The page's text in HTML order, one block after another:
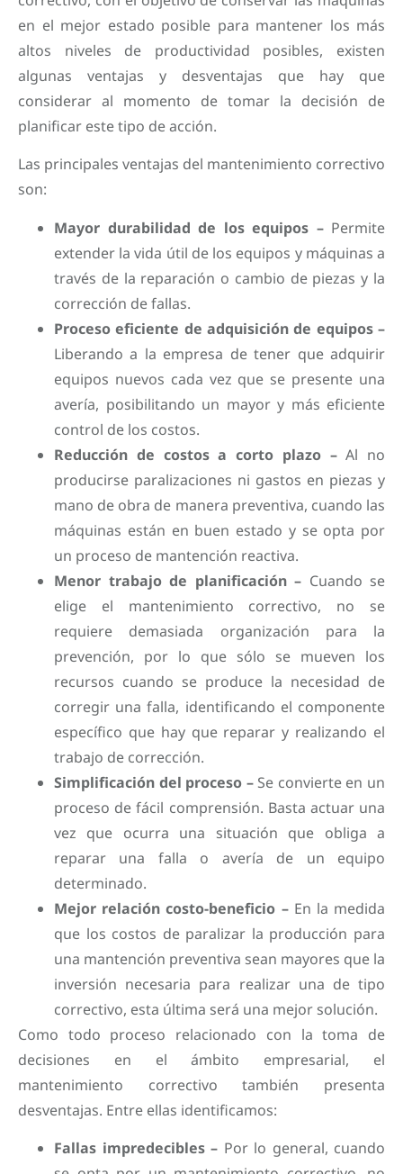
en el mejor estado posible para mantener los más
altos niveles de productividad posibles, existen
algunas ventajas y desventajas que hay que
considerar al momento de tomar la decisión de
planificar este tipo de acción.
Las principales ventajas del mantenimiento correctivo
son:
Mayor durabilidad de los equipos –Permite
extender la vida útil de los equipos y máquinas a
través de la reparación o cambio de piezas y la
corrección de fallas.
Proceso eficiente de adquisición de equipos –
Liberando a la empresa de tener que adquirir
equipos nuevos cada vez que se presente una
avería, posibilitando un mayor y más eficiente
control de los costos.
Reducción de costos a corto plazo –Al no
producirse paralizaciones ni gastos en piezas y
mano de obra de manera preventiva, cuando las
máquinas están en buen estado y se opta por
un proceso de mantención reactiva.
Menor trabajo de planificación – Cuando se
elige el mantenimiento correctivo, no se
requiere demasiada organización para la
prevención, por lo que sólo se mueven los
recursos cuando se produce la necesidad de
corregir una falla, identificando el componente
específico que hay que reparar y realizando el
trabajo de corrección.
Simplificación del proceso –Se convierte en un
proceso de fácil comprensión. Basta actuar una
vez que ocurra una situación que obliga a
reparar una falla o avería de un equipo
determinado.
Mejor relación costo-beneficio –En la medida
que los costos de paralizar la producción para
una mantención preventiva sean mayores que la
inversión necesaria para realizar una de tipo
correctivo, esta última será una mejor solución.
Como todo proceso relacionado con la toma de
decisiones en el ámbito empresarial, el
mantenimiento correctivo también presenta
desventajas. Entre ellas identificamos:
Fallas impredecibles – Por lo general, cuando